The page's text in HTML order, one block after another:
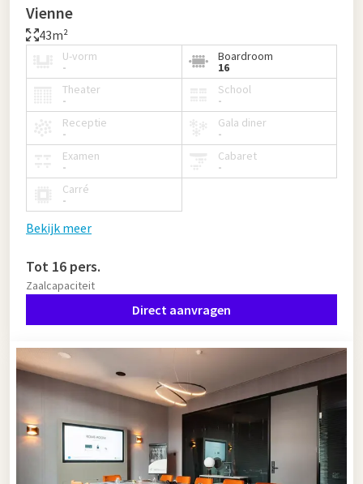
Vienne
43m²
U-vorm
-
Boardroom
16
Theater
-
School
-
Receptie
-
Gala diner
-
Examen
-
Cabaret
-
Carré
-
Bekijk meer
Tot 16 pers.
Zaalcapaciteit
Direct aanvragen